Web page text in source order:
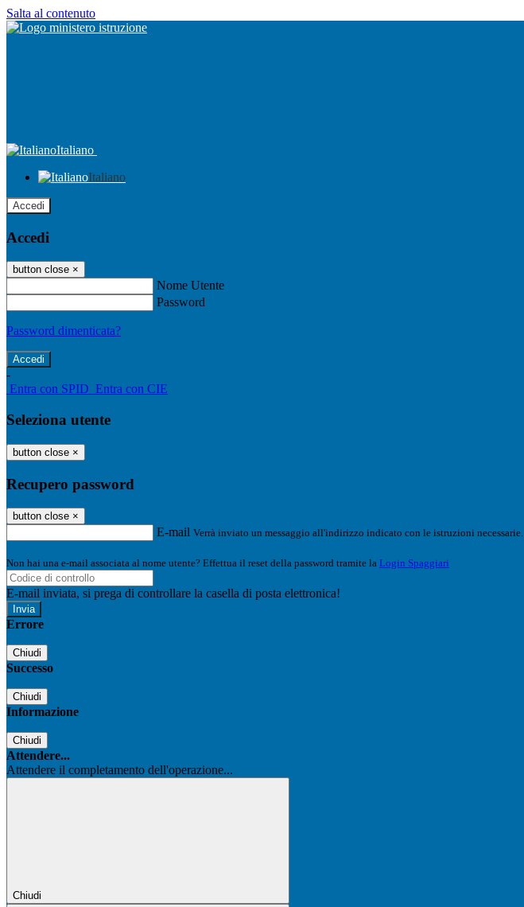
Salta al contenuto
Italiano
Italiano
Accedi
Accedi
button close ×
Nome Utente
Password
Password dimenticata?
-
Entra con SPID Entra con CIE
Seleziona utente
button close ×
Recupero password
button close ×
E-mail Verrà inviato un messaggio all'indirizzo indicato con le istruzioni necessarie.
Non hai una e-mail associata al nome utente? Effettua il reset della password tramite la Login Spaggiari
E-mail inviata, si prega di controllare la casella di posta elettronica!
Errore
Chiudi
Successo
Chiudi
Informazione
Chiudi
Attendere...
Attendere il completamento dell'operazione...
Chiudi